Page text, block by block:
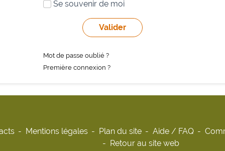
Se souvenir de moi
Mot de passe oublié ?
Première connexion ?
Mentions légales Plan du site Aide / FAQ
Retour au site web